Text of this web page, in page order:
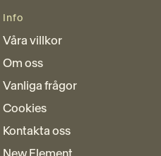
Info
Våra villkor
Om oss
Vanliga frågor
Cookies
Kontakta oss